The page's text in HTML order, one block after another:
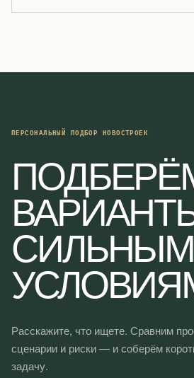
V
I
O
N
ПЕРСОНАЛЬНЫЙ ПОДБОР НОВОСТРОЕК
Расскажите, что ищете. Сравним
сценарии и риски — и соберём
задачу.